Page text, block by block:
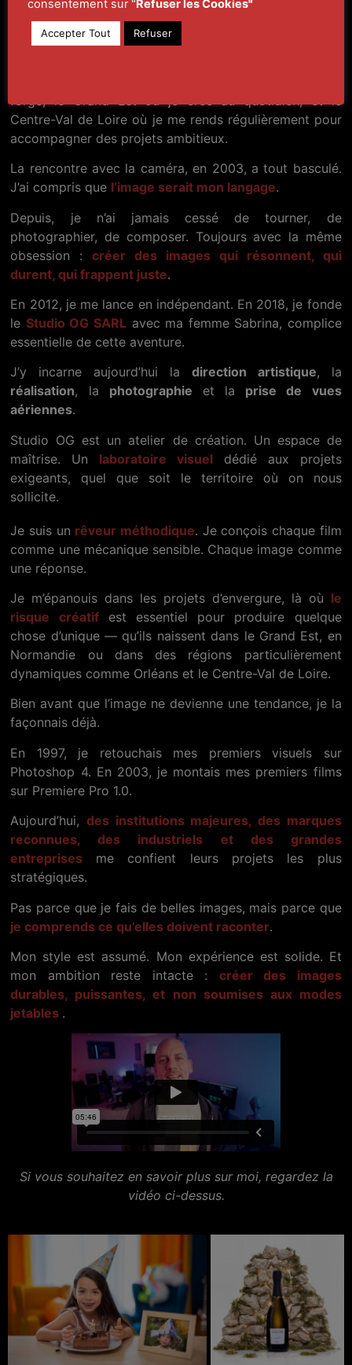
Originaire de Haute-Normandie, je me suis installé à
Troyes en 2000, où j’ai fondé ma famille et mon studio.
Centre-Val de Loire où je me rends régulièrement pour
accompagner des projets ambitieux.
La rencontre avec la caméra, en 2003, a tout basculé.
J’ai compris que l’image serait mon langage.
Depuis, je n’ai jamais cessé de tourner, de
photographier, de composer. Toujours avec la même
obsession :créer des images qui résonnent, qui
durent, qui frappent juste.
En 2012, je me lance en indépendant. En 2018, je fonde
le Studio OG SARLavec ma femme Sabrina, complice
essentielle de cette aventure.
J’y incarne aujourd’hui la direction artistique, la
réalisation, la photographie et la prise de vues
aériennes.
Studio OG est un atelier de création. Un espace de
maîtrise. Un laboratoire visuel dédié aux projets
exigeants, quel que soit le territoire où on nous
sollicite.
Je suis un rêveur méthodique. Je conçois chaque film
comme une mécanique sensible. Chaque image comme
une réponse.
Je m’épanouis dans les projets d’envergure, là où le
risque créatifest essentiel pour produire quelque
chose d’unique — qu’ils naissent dans le Grand Est, en
Normandie ou dans des régions particulièrement
dynamiques comme Orléans et le Centre-Val de Loire.
Bien avant que l’image ne devienne une tendance, je la
façonnais déjà.
En 1997, je retouchais mes premiers visuels sur
Photoshop 4. En 2003, je montais mes premiers films
sur Premiere Pro 1.0.
Aujourd’hui,des institutions majeures, des marques
reconnues, des industriels et des grandes
entreprises me confient leurs projets les plus
stratégiques.
Pas parce que je fais de belles images, mais parce que
je comprends ce qu’elles doivent raconter.
Mon style est assumé. Mon expérience est solide. Et
mon ambition reste intacte : créer des images
durables, puissantes, et non soumises aux modes
jetables .
Si vous souhaitez en savoir plus sur moi, regardez la
vidéo ci-dessus.
consentement sur " Refuser les Cookies"
Accepter Tout Refuser